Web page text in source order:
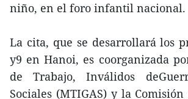
niño, en el foro infantil nacional.
La cita, que se desarrollará los
y9 en Hanoi, es coorganizada
de Trabajo, Inválidos
Sociales (MTIGAS) y la